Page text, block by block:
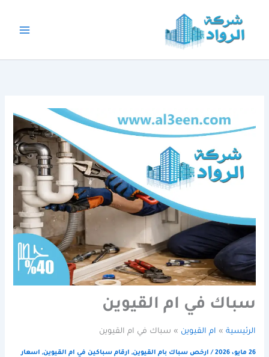
المحتوى
سباك في ام القيوين
الرئيسية ام القيوين سباك في ام القيوين
26 مايو، 2026 / ارخص سباك بام القيوين, ارقام سباكين في ام القيوين, اسعار